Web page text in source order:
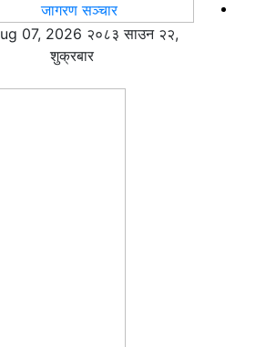
07, 2026 २०८३ साउन २२,
शुक्रबार